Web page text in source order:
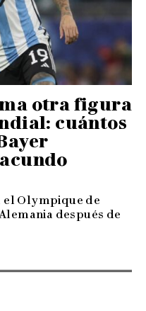
otra figura
cuántos
el Olympique de
después de